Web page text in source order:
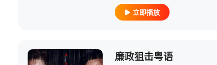
立即播放
廉政狙击粤语